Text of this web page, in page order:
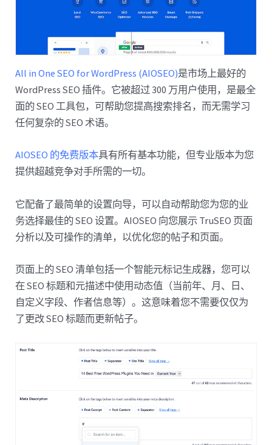
All in One SEO for WordPress (AIOSEO)是市场上最好的
WordPress SEO 插件。它被超过 300 万用户使用，是最全
面的 SEO 工具包，可帮助您提高搜索排名，而无需学习
任何复杂的 SEO 术语。
AIOSEO 的免费版本具有所有基本功能，但专业版本为您
提供超越竞争对手所需的一切。
它配备了最简单的设置向导，可以自动帮助您为您的业
务选择最佳的 SEO 设置。AIOSEO 向您展示 TruSEO 页面
分析以及可操作的清单，以优化您的帖子和页面。
页面上的 SEO 清单包括一个智能元标记生成器，您可以
在 SEO 标题和元描述中使用动态值（当前年、月、日、
自定义字段、作者信息等）。这意味着您不需要仅仅为
了更改 SEO 标题而更新帖子。